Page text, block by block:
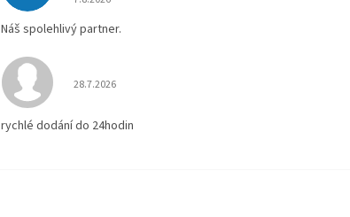
Náš spolehlivý partner.
Hodnocení obchodu je 5 z 5 hvězdiček.
28.7.2026
rychlé dodání do 24hodin